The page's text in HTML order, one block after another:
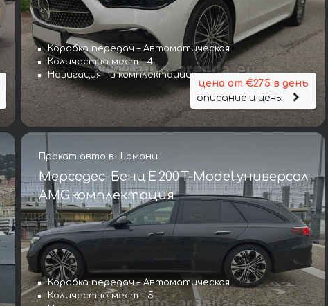
Коробка передач – Автоматическая
Количество мест – 4
Навигация – в комплектации
цена от €275 в день
описание и цены
Прокат авто в Шамони
Мерседес-Бенц E 200 T-Model универсал
AMG комплектация
Коробка передач – Автоматическая
Количество мест – 5